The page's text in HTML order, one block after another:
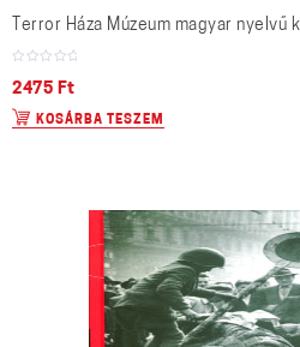
Terror Háza Múzeum magyar nyelvű
2475 Ft
KOSÁRBA TESZEM